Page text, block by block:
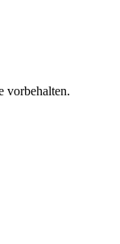
vorbehalten.